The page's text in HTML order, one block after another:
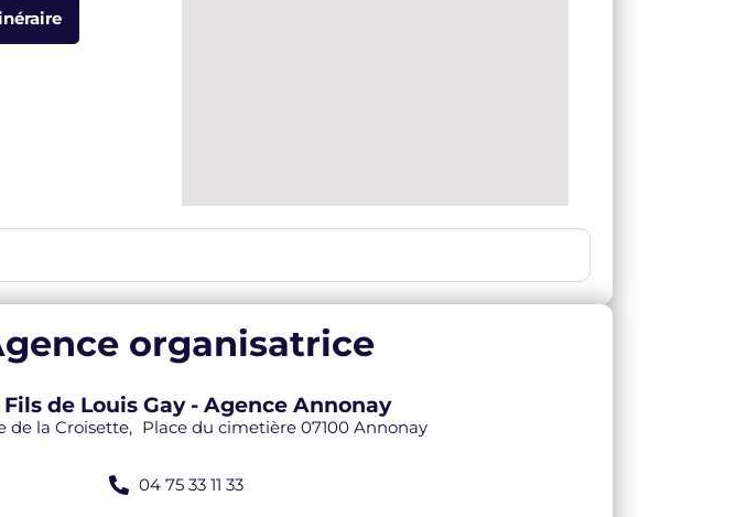
organisatrice
Fils de Louis Gay - Agence Annonay
de la Croisette, Place du cimetière 07100 Annonay
04 75 33 11 33